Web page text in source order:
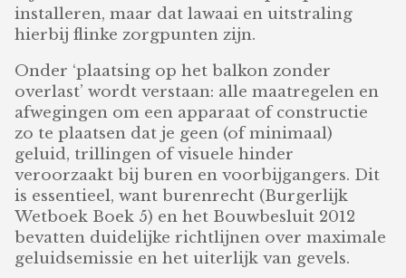
installeren, maar dat lawaai en uitstraling
hierbij flinke zorgpunten zijn.
Onder ‘plaatsing op het balkon zonder
overlast’ wordt verstaan: alle maatregelen en
afwegingen om een apparaat of constructie
zo te plaatsen dat je geen (of minimaal)
geluid, trillingen of visuele hinder
veroorzaakt bij buren en voorbijgangers. Dit
is essentieel, want burenrecht (Burgerlijk
Wetboek Boek 5) en het Bouwbesluit 2012
bevatten duidelijke richtlijnen over maximale
geluidsemissie en het uiterlijk van gevels.